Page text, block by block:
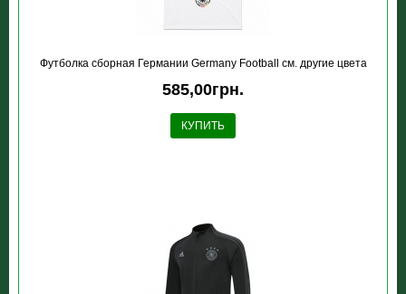
Футболка сборная Германии Germany Football см. другие цвета
585,00грн.
КУПИТЬ